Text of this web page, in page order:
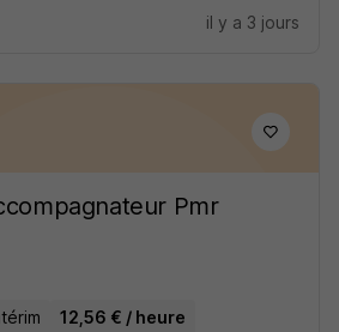
il y a 3 jours
Pmr
12,56 € / heure